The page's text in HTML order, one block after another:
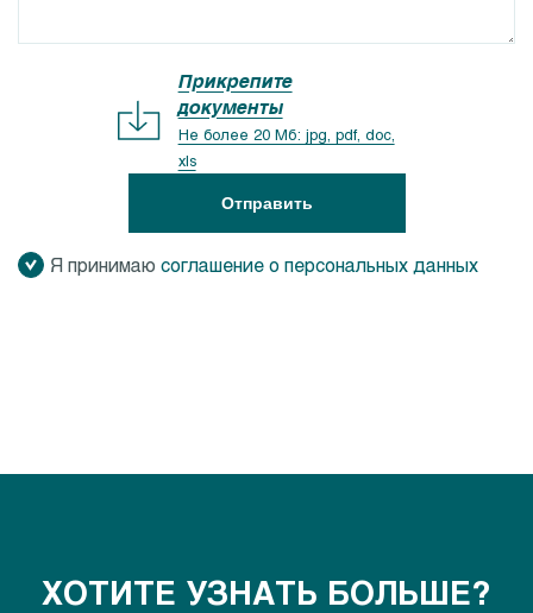
Прикрепите
документы
Не более 20 Мб: jpg, pdf, doc,
xls
Отправить
Я принимаю соглашение о персональных данных
ХОТИТЕ УЗНАТЬ БОЛЬШЕ?